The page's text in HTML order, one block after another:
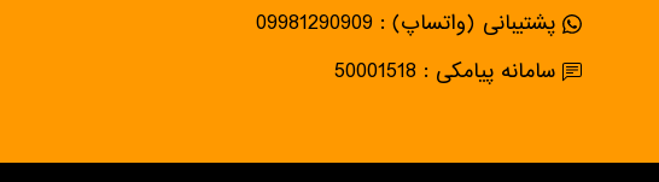
پشتیبانی (واتساپ) : 09981290909
سامانه پیامکی : 50001518